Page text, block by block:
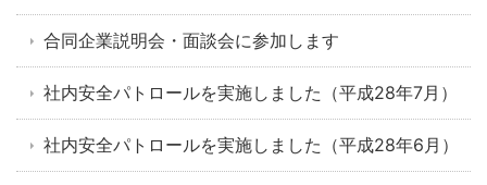
合同企業説明会・面談会に参加します
社内安全パトロールを実施しました（平成28年7月）
社内安全パトロールを実施しました（平成28年6月）